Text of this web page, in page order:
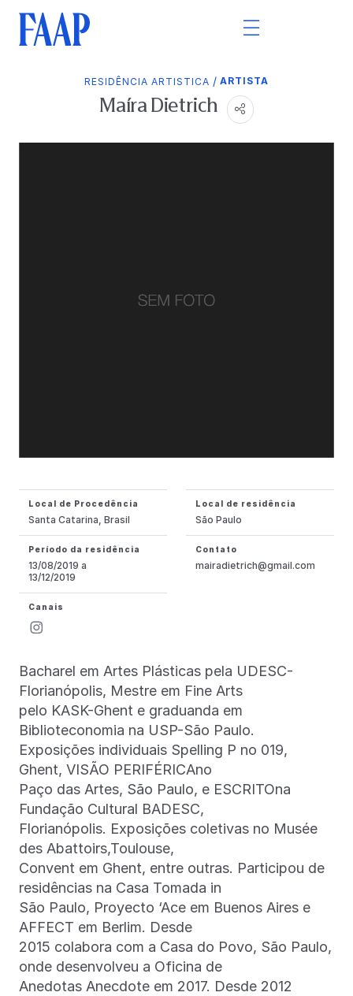
RESIDÊNCIA ARTISTICA / ARTISTA
Maíra Dietrich
Local de Procedência
Santa Catarina, Brasil
Local de residência
São Paulo
Período da residência
13/08/2019 a
13/12/2019
Contato
mairadietrich@gmail.com
Canais
Bacharel em Artes Plásticas pela UDESC-
Florianópolis, Mestre em Fine Arts
pelo KASK-Ghent e graduanda em
Biblioteconomia na USP-São Paulo.
Exposições individuais Spelling P no 019,
Ghent, VISÃO PERIFÉRICAno
Paço das Artes, São Paulo, e ESCRITOna
Fundação Cultural BADESC,
Florianópolis. Exposições coletivas no Musée
des Abattoirs,Toulouse,
Convent em Ghent, entre outras. Participou de
residências na Casa Tomada in
São Paulo, Proyecto ‘Ace em Buenos Aires e
AFFECT em Berlim. Desde
2015 colabora com a Casa do Povo, São Paulo,
onde desenvolveu a Oficina de
Anedotas Anecdote em 2017. Desde 2012